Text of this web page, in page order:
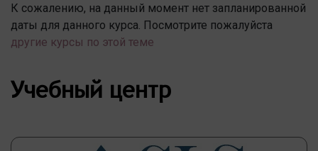
К сожалению, на данный момент нет запланированной
даты для данного курса. Посмотрите пожалуйста
другие курсы по этой теме
Учебный центр